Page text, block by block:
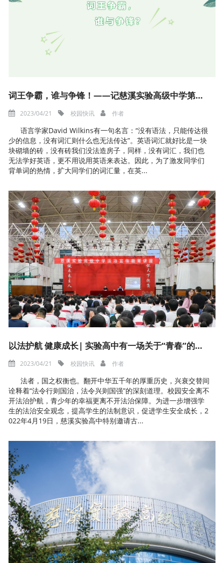
词王争霸，谁与争锋！——记慈溪实验高级中学第四届英语文化节之词王争霸赛
2023/04/21 校园快讯 作者
语言学家David Wilkins有一句名言：“没有语法，只能传达很
少的信息，没有词汇则什么也无法传达”。英语词汇就好比是一块
块砌墙的砖，没有砖我们没法造房子，同样，没有词汇，我们也
无法学好英语，更不用说用英语来表达。因此，为了激发同学们
背单词的热情，扩大同学们的词汇量，在英...
以法护航 健康成长| 实验高中有一场关于“青春”的法治课
2023/04/21 校园快讯 作者
法者，国之权衡也。翻开中华五千年的厚重历史，兴衰交替间
诠释着“法令行则国治，法令兴则国强”的深刻道理。校园安全离不
开法治护航，青少年的幸福更离不开法治保障。为进一步增强学
生的法治安全观念，提高学生的法制意识，促进学生安全成长，2
022年4月19日，慈溪实验高中特别邀请古...